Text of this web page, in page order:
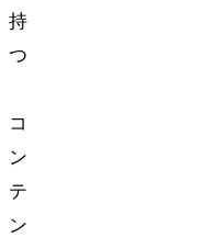
持
つ
コ
ン
テ
ン